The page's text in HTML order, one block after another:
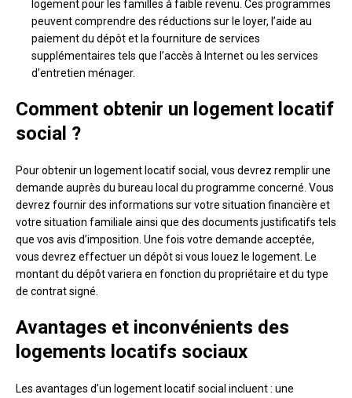
logement pour les familles à faible revenu. Ces programmes
peuvent comprendre des réductions sur le loyer, l’aide au
paiement du dépôt et la fourniture de services
supplémentaires tels que l’accès à Internet ou les services
d’entretien ménager.
Comment obtenir un logement locatif
social ?
Pour obtenir un logement locatif social, vous devrez remplir une
demande auprès du bureau local du programme concerné. Vous
devrez fournir des informations sur votre situation financière et
votre situation familiale ainsi que des documents justificatifs tels
que vos avis d’imposition. Une fois votre demande acceptée,
vous devrez effectuer un dépôt si vous louez le logement. Le
montant du dépôt variera en fonction du propriétaire et du type
de contrat signé.
Avantages et inconvénients des
logements locatifs sociaux
Les avantages d’un logement locatif social incluent : une